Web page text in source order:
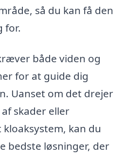
så du kan få den
for.
både viden og
for at guide dig
Uanset om det drejer
skader eller
kan du
bedste løsninger, der